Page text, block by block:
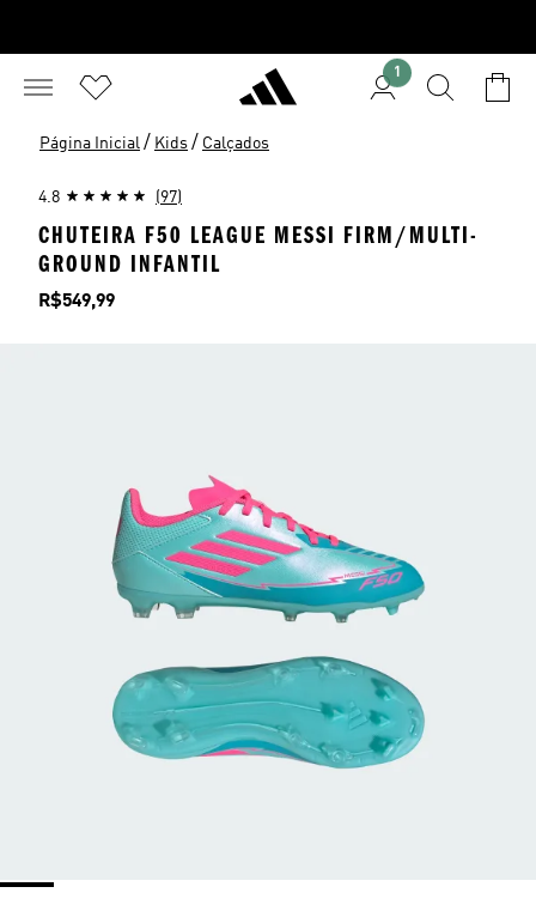
1
Página Inicial / Kids / Calçados
4.8 (97)
CHUTEIRA F50 LEAGUE MESSI FIRM/MULTI-
GROUND INFANTIL
Preço
R$549,99